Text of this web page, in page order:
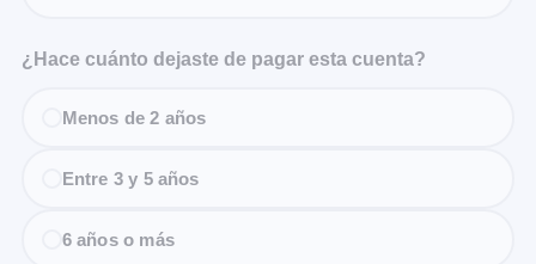
¿Hace cuánto dejaste de pagar esta cuenta?
Menos de 2 años
Entre 3 y 5 años
6 años o más